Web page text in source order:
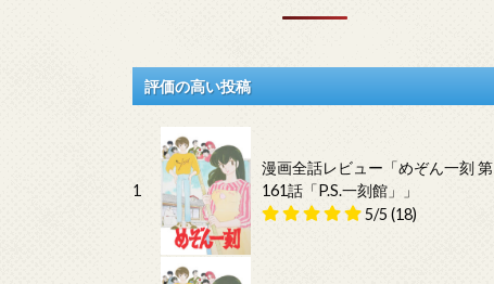
評価の高い投稿
1
漫画全話レビュー「めぞん一刻 第
161話「P.S.一刻館」」
5/5 (18)